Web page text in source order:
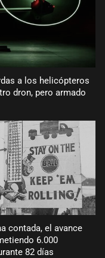
a los helicópteros
dron, pero armado
contada, el avance
6.000
82 días